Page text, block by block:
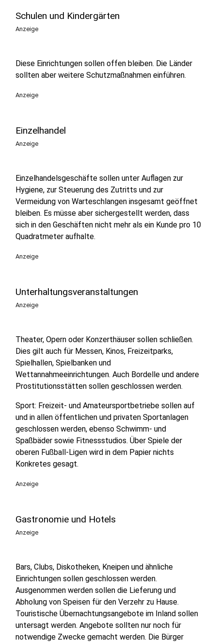
Schulen und Kindergärten
Anzeige
Diese Einrichtungen sollen offen bleiben. Die Länder
sollten aber weitere Schutzmaßnahmen einführen.
Anzeige
Einzelhandel
Anzeige
Einzelhandelsgeschäfte sollen unter Auflagen zur
Hygiene, zur Steuerung des Zutritts und zur
Vermeidung von Warteschlangen insgesamt geöffnet
bleiben. Es müsse aber sichergestellt werden, dass
sich in den Geschäften nicht mehr als ein Kunde pro 10
Quadratmeter aufhalte.
Anzeige
Unterhaltungsveranstaltungen
Anzeige
Theater, Opern oder Konzerthäuser sollen schließen.
Dies gilt auch für Messen, Kinos, Freizeitparks,
Spielhallen, Spielbanken und
Wettannahmeeinrichtungen. Auch Bordelle und andere
Prostitutionsstätten sollen geschlossen werden.
Sport: Freizeit- und Amateursportbetriebe sollen auf
und in allen öffentlichen und privaten Sportanlagen
geschlossen werden, ebenso Schwimm- und
Spaßbäder sowie Fitnessstudios. Über Spiele der
oberen Fußball-Ligen wird in dem Papier nichts
Konkretes gesagt.
Anzeige
Gastronomie und Hotels
Anzeige
Bars, Clubs, Diskotheken, Kneipen und ähnliche
Einrichtungen sollen geschlossen werden.
Ausgenommen werden sollen die Lieferung und
Abholung von Speisen für den Verzehr zu Hause.
Touristische Übernachtungsangebote im Inland sollen
untersagt werden. Angebote sollten nur noch für
notwendige Zwecke gemacht werden. Die Bürger